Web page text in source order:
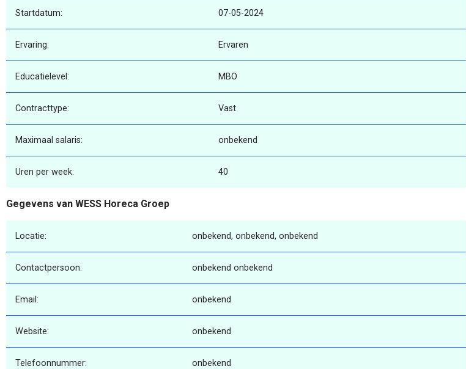
Startdatum: 07-05-2024
Ervaring: Ervaren
Educatielevel: MBO
Contracttype: Vast
Maximaal salaris: onbekend
Uren per week: 40
Gegevens van WESS Horeca Groep
Locatie: onbekend, onbekend, onbekend
Contactpersoon: onbekend onbekend
Email: onbekend
Website: onbekend
Telefoonnummer: onbekend